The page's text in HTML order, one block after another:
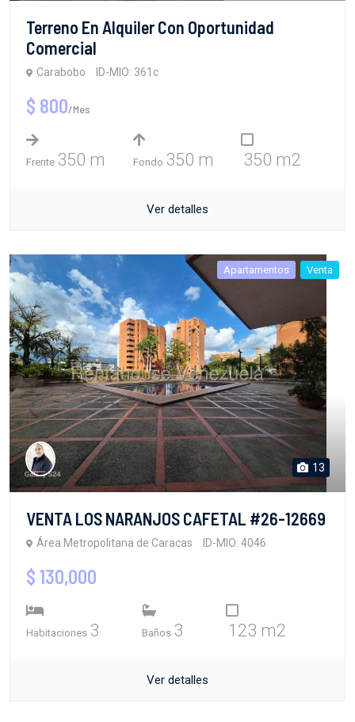
Terreno En Alquiler Con Oportunidad
Comercial
Carabobo ID-MIO: 361c
$ 800/Mes
Frente 350 m Fondo 350 m 350 m2
Ver detalles
Apartamentos Venta
13
VENTA LOS NARANJOS CAFETAL #26-12669
Área Metropolitana de Caracas ID-MIO: 4046
$ 130,000
Habitaciones 3 Baños 3 123 m2
Ver detalles